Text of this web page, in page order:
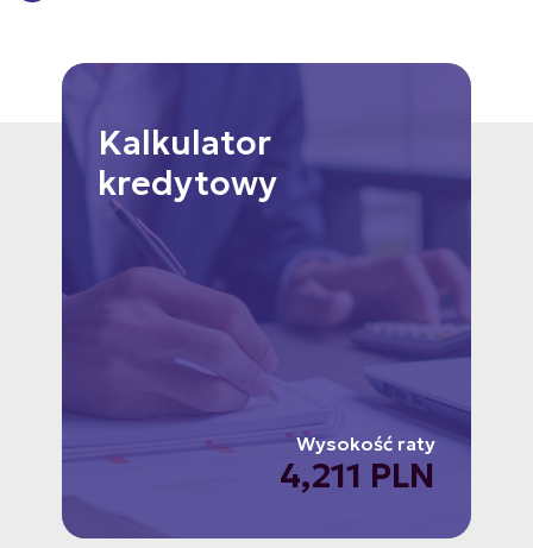
Kalkulator
kredytowy
Wysokość raty
4,211 PLN